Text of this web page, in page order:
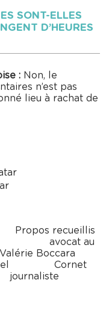
SONT-ELLES
D’HEURES
: Non, le
n’est pas
lieu à rachat de
recueillis
avocat au
Boccara
Cornet